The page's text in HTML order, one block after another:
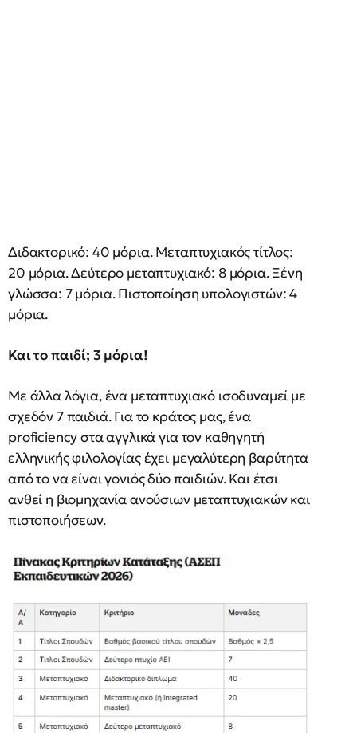
Διδακτορικό: 40 μόρια. Μεταπτυχιακός τίτλος:
20 μόρια. Δεύτερο μεταπτυχιακό: 8 μόρια. Ξένη
γλώσσα: 7 μόρια. Πιστοποίηση υπολογιστών: 4
μόρια.
Και το παιδί; 3 μόρια!
Με άλλα λόγια, ένα μεταπτυχιακό ισοδυναμεί με
σχεδόν 7 παιδιά. Για το κράτος μας, ένα
proficiency στα αγγλικά για τον καθηγητή
ελληνικής φιλολογίας έχει μεγαλύτερη βαρύτητα
από το να είναι γονιός δύο παιδιών. Και έτσι
ανθεί η βιομηχανία ανούσιων μεταπτυχιακών και
πιστοποιήσεων.